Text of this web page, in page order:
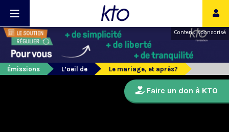
Contenu sponsorisé
Émissions L’oeil de Le mariage, et après?
Faire un don à KTO